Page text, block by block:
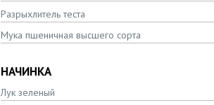
Разрыхлитель теста
Мука пшеничная высшего сорта
НАЧИНКА
Лук зеленый